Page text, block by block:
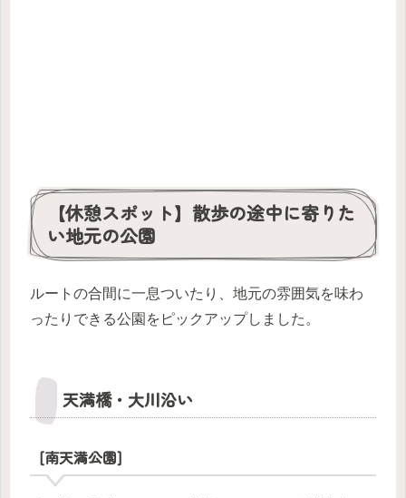
【休憩スポット】散歩の途中に寄りた
い地元の公園
ルートの合間に一息ついたり、地元の雰囲気を味わ
ったりできる公園をピックアップしました。
天満橋・大川沿い
[南天満公園]